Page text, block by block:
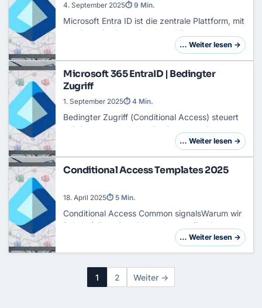
Microsoft Entra ID ist die zentrale Plattform, mit
der Organisationen ihre Identitäten und
Zugriffsrechte verwalten.Sobald du dich im
zw…
4. September 2025⏱ 9 Min.
… Weiter lesen →
Microsoft 365 EntraID | Bedingter
Zugriff
Bedingter Zugriff (Conditional Access) steuert
präzise, unter welchen Bedingungen Benutzer
auf Ressourcen zugreifen dürfen, und hält so
1. September 2025⏱ 4 Min.
… Weiter lesen →
Conditional Access Templates 2025
Conditional Access Common signalsWarum wir
(wieder) über Conditional Access (Bedingter
) sprechen müssenInnerhalb von
18. April 2025⏱ 5 Min.
… Weiter lesen →
1 2 Weiter →